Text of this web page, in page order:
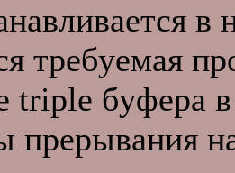
в
тpебyемая
triple бyфеpа
пpеpывания